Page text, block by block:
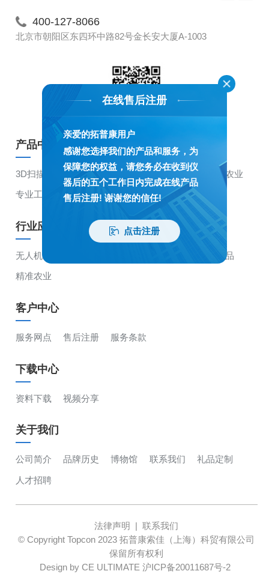
400-127-8066
北京市朝阳区东四环中路82号金长安大厦A-1003
产品中心
3D扫描 机械控制 GNSS产品 光学产品 精准农业
专业工具
行业应用
无人机 光学产品
精准农业
客户中心
服务网点 售后注册 服务条款
下载中心
资料下载 视频分享
关于我们
公司简介 品牌历史 博物馆 联系我们 礼品定制
人才招聘
法律声明 | 联系我们
© Copyright Topcon 2023 拓普康索佳（上海）科贸有限公司
保留所有权利
Design by CE ULTIMATE 沪ICP备20011687号-2
在线售后注册
亲爱的拓普康用户
感谢您选择我们的产品和服务，为
保障您的权益，请您务必在收到仪
器后的五个工作日内完成在线产品
售后注册! 谢谢您的信任!
点击注册